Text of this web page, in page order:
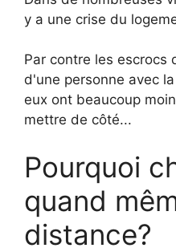
y a une crise du
Par contre les escrocs
d'une personne avec
eux ont beaucoup
mettre de côté...
Pourquoi
quand
distance?